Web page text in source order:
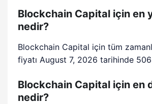
Blockchain Capital için en
nedir?
Blockchain Capital için tüm
fiyatı August 7, 2026 tarihinde
Blockchain Capital için en
nedir?